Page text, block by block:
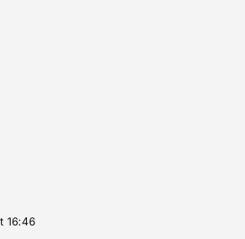
16:46